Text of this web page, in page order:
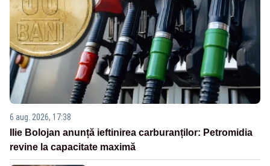
6 aug. 2026, 17:38
Ilie Bolojan anunță ieftinirea carburanților: Petromidia
revine la capacitate maximă